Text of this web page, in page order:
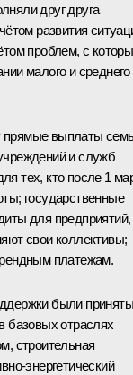
друг друга
развития
проблем, с
малого и среднего
прямые выплаты
и служб
тех, кто после 1
государственные
для предприятий,
свои коллективы;
платежам.
были приняты
базовых отраслях
строительная
энергетический